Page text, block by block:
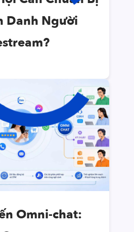
Danh Người
Omni-chat: